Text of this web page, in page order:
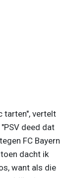
tarten", vertelt
deed dat
FC Bayern
dacht ik
want als die